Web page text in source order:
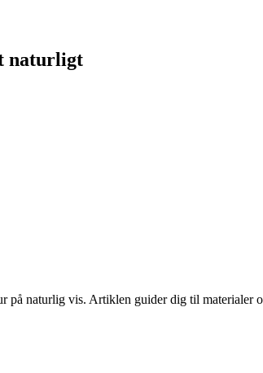
naturligt
på naturlig vis. Artiklen guider dig til